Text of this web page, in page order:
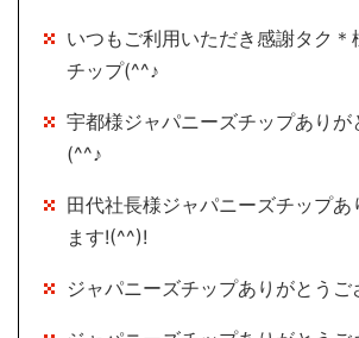
いつもご利用いただき感謝タク
チップ(^^♪
宇都様ジャパニーズチップありが
(^^♪
田代社長様ジャパニーズチップあ
ます!(^^)!
ジャパニーズチップありがとうご